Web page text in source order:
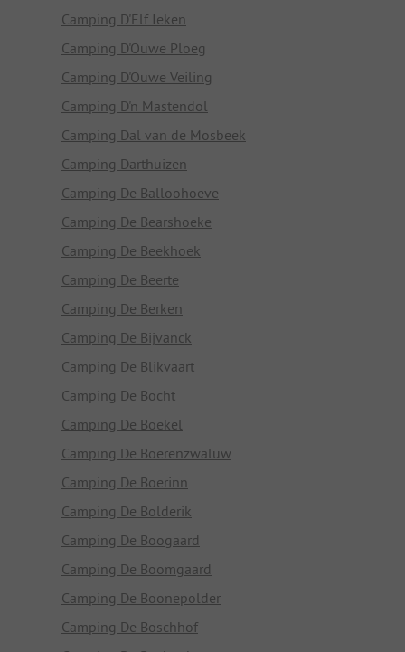
Camping D'Elf Ieken
Camping D'Ouwe Ploeg
Camping D'Ouwe Veiling
Camping D'n Mastendol
Camping Dal van de Mosbeek
Camping Darthuizen
Camping De Balloohoeve
Camping De Bearshoeke
Camping De Beekhoek
Camping De Beerte
Camping De Berken
Camping De Bijvanck
Camping De Blikvaart
Camping De Bocht
Camping De Boekel
Camping De Boerenzwaluw
Camping De Boerinn
Camping De Bolderik
Camping De Boogaard
Camping De Boomgaard
Camping De Boonepolder
Camping De Boschhof